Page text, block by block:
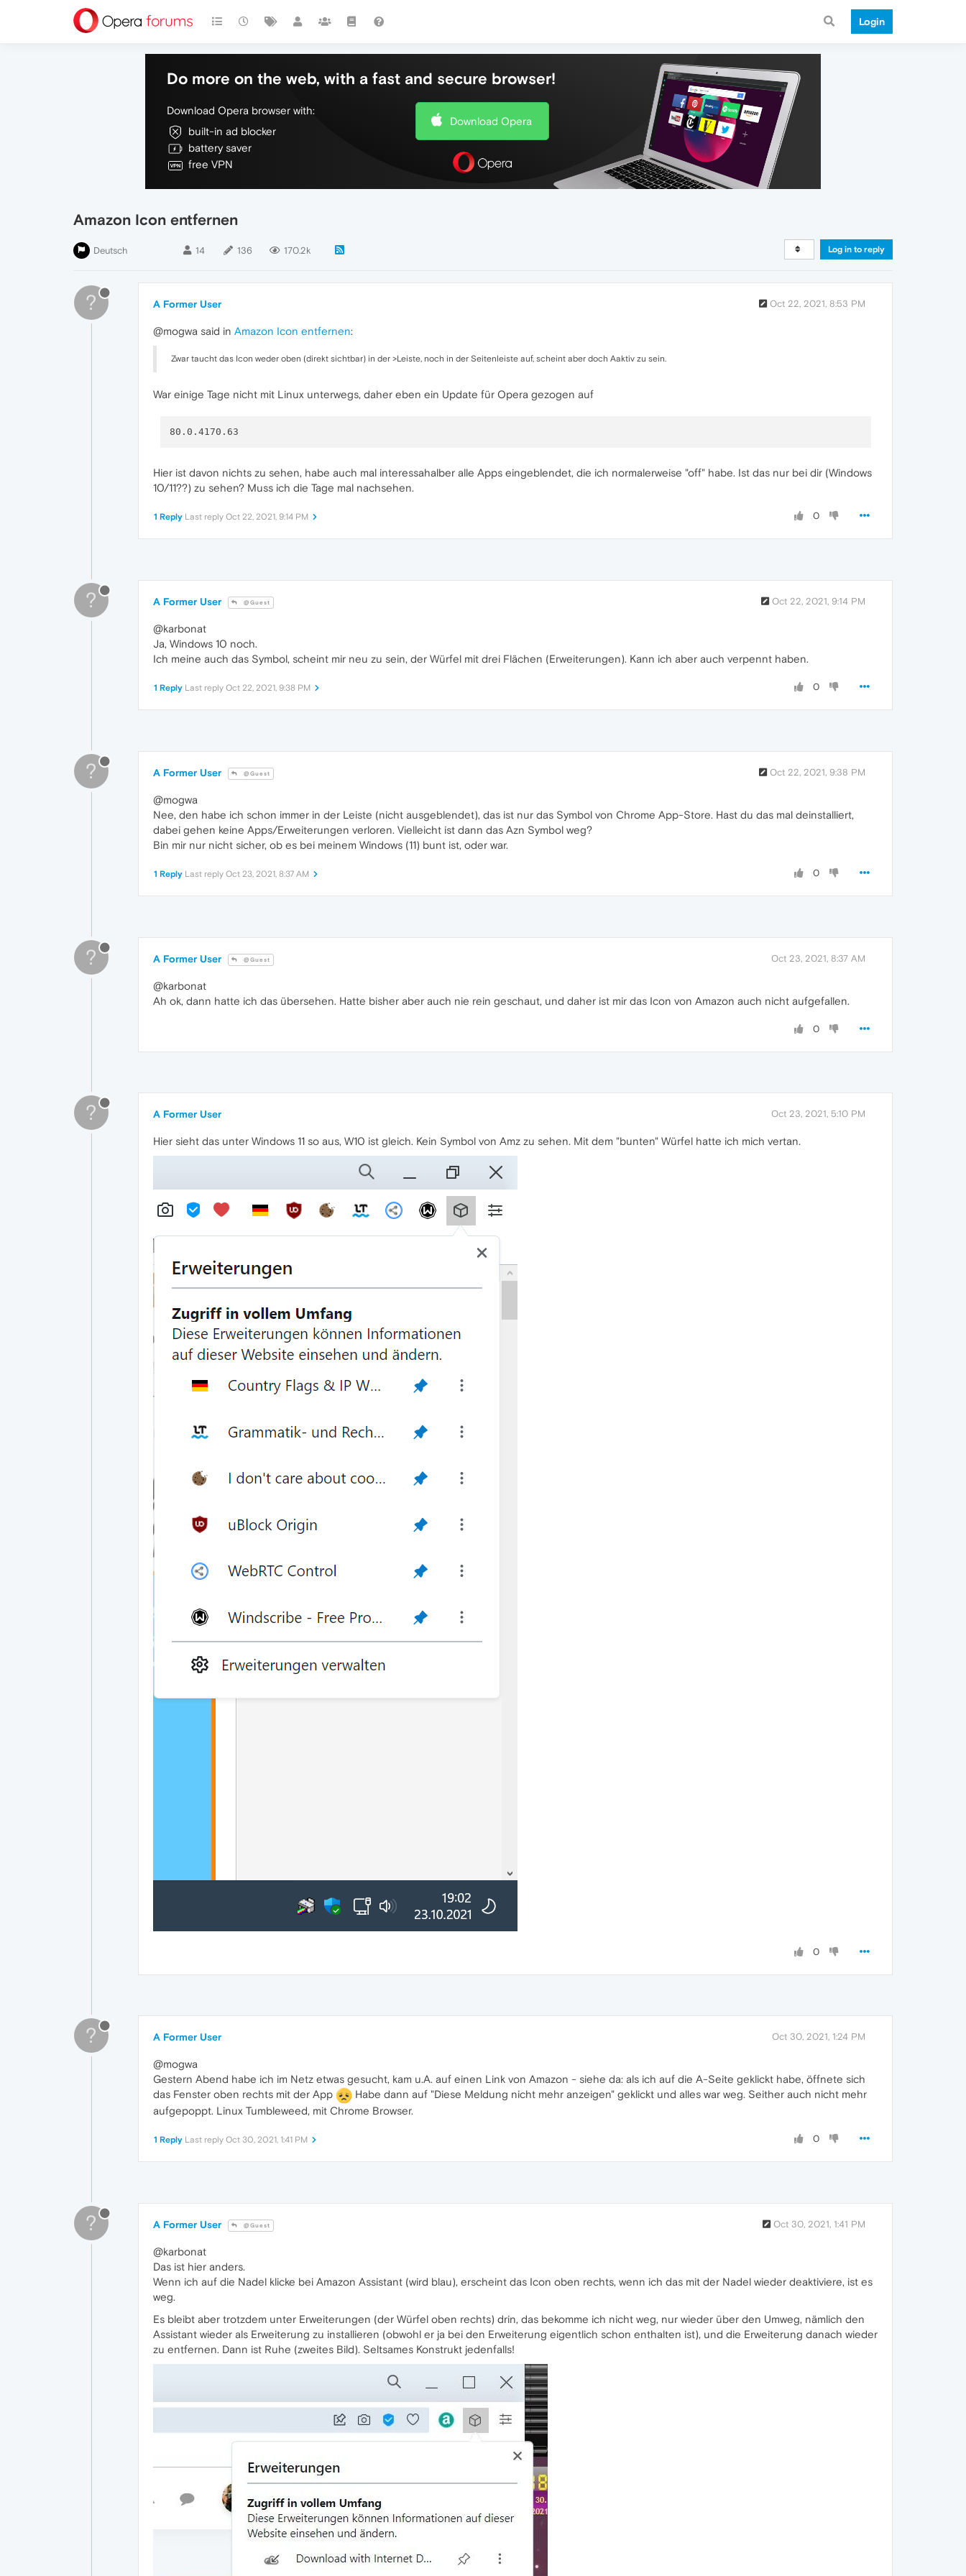
Login
Do more on the web, with a fast and secure browser!
Download Opera browser with:
built-in ad blocker
battery saver
free VPN
Download Opera
Amazon Icon entfernen
Deutsch 14 136 170.2k Log in to reply
? A Former User Oct 22, 2021, 8:53 PM
@mogwa said in Amazon Icon entfernen:
Zwar taucht das Icon weder oben (direkt sichtbar) in der >Leiste, noch in der Seitenleiste auf, scheint aber doch Aaktiv zu sein.
War einige Tage nicht mit Linux unterwegs, daher eben ein Update für Opera gezogen auf
Hier ist davon nichts zu sehen, habe auch mal interessahalber alle Apps eingeblendet, die ich normalerweise "off" habe. Ist das nur bei dir (Windows
10/11??) zu sehen? Muss ich die Tage mal nachsehen.
0
1 Reply Last reply Oct 22, 2021, 9:14 PM
? A Former User @Guest Oct 22, 2021, 9:14 PM
@karbonat
Ja, Windows 10 noch.
Ich meine auch das Symbol, scheint mir neu zu sein, der Würfel mit drei Flächen (Erweiterungen). Kann ich aber auch verpennt haben.
0
1 Reply Last reply Oct 22, 2021, 9:38 PM
? A Former User @Guest Oct 22, 2021, 9:38 PM
@mogwa
Nee, den habe ich schon immer in der Leiste (nicht ausgeblendet), das ist nur das Symbol von Chrome App-Store. Hast du das mal deinstalliert,
dabei gehen keine Apps/Erweiterungen verloren. Vielleicht ist dann das Azn Symbol weg?
Bin mir nur nicht sicher, ob es bei meinem Windows (11) bunt ist, oder war.
0
1 Reply Last reply Oct 23, 2021, 8:37 AM
? A Former User @Guest Oct 23, 2021, 8:37 AM
@karbonat
Ah ok, dann hatte ich das übersehen. Hatte bisher aber auch nie rein geschaut, und daher ist mir das Icon von Amazon auch nicht aufgefallen.
0
? A Former User Oct 23, 2021, 5:10 PM
Hier sieht das unter Windows 11 so aus, W10 ist gleich. Kein Symbol von Amz zu sehen. Mit dem "bunten" Würfel hatte ich mich vertan.
0
? A Former User Oct 30, 2021, 1:24 PM
@mogwa
Gestern Abend habe ich im Netz etwas gesucht, kam u.A. auf einen Link von Amazon - siehe da: als ich auf die A-Seite geklickt habe, öffnete sich
das Fenster oben rechts mit der App
Habe dann auf "Diese Meldung nicht mehr anzeigen" geklickt und alles war weg. Seither auch nicht mehr
aufgepoppt. Linux Tumbleweed, mit Chrome Browser.
0
1 Reply Last reply Oct 30, 2021, 1:41 PM
? A Former User @Guest Oct 30, 2021, 1:41 PM
@karbonat
Das ist hier anders.
Wenn ich auf die Nadel klicke bei Amazon Assistant (wird blau), erscheint das Icon oben rechts, wenn ich das mit der Nadel wieder deaktiviere, ist es
weg.
Es bleibt aber trotzdem unter Erweiterungen (der Würfel oben rechts) drin, das bekomme ich nicht weg, nur wieder über den Umweg, nämlich den
Assistant wieder als Erweiterung zu installieren (obwohl er ja bei den Erweiterung eigentlich schon enthalten ist), und die Erweiterung danach wieder
zu entfernen. Dann ist Ruhe (zweites Bild). Seltsames Konstrukt jedenfalls!